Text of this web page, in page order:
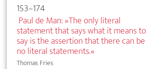
153–174
Paul de Man: »The only literal
statement that says what it means to
say is the assertion that there can be
no literal statements.«
Thomas Fries